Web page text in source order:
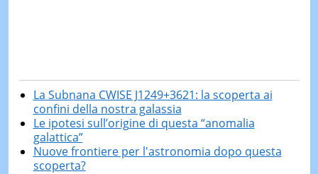
La Subnana CWISE J1249+3621: la scoperta ai
confini della nostra galassia
Le ipotesi sull’origine di questa “anomalia
galattica”
Nuove frontiere per l'astronomia dopo questa
scoperta?